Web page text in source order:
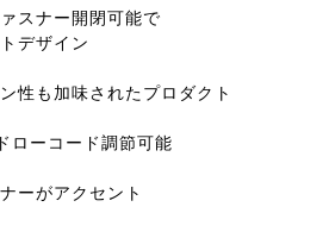
スナー開閉可能で
デザイン
性も加味されたプロダクト
ローコード調節可能
ーがアクセント